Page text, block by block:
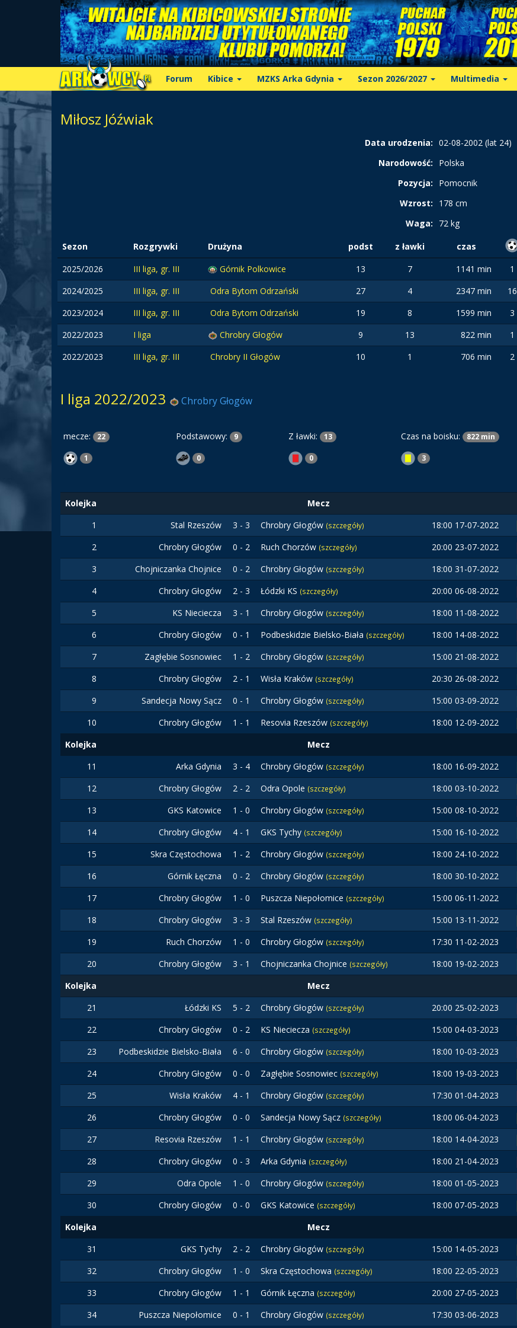
Forum Kibice MZKS Arka Gdynia Sezon 2026/2027 Multimedia
Miłosz Jóźwiak
Data urodzenia: 02-08-2002 (lat 24)
Narodowość:
Polska
Pozycja:
Pomocnik
Wzrost:
178 cm
Waga:
72 kg
Sezon Rozgrywki Drużyna podst z ławki
czas
2025/2026
III liga, gr. III Górnik Polkowice 13 7 1141 min 1
2024/2025
III liga, gr. III Odra Bytom Odrzański 27 4 2347 min 16
2023/2024
III liga, gr. III Odra Bytom Odrzański 19 8 1599 min 3
2022/2023
I liga Chrobry Głogów 9 13 822 min 1
2022/2023
III liga, gr. III Chrobry II Głogów 10 1 706 min 2
I liga 2022/2023 Chrobry Głogów
mecze: 22 Podstawowy: 9 Z ławki: 13 Czas na boisku: 822 min
1 0 0 3
Kolejka Mecz
1
Stal Rzeszów 3 - 3 Chrobry Głogów (szczegóły) 18:00 17-07-2022
2 Chrobry Głogów 0 - 2 Ruch Chorzów (szczegóły) 20:00 23-07-2022
3
Chojniczanka Chojnice 0 - 2 Chrobry Głogów (szczegóły) 18:00 31-07-2022
4
Chrobry Głogów 2 - 3 Łódzki KS (szczegóły) 20:00 06-08-2022
5 KS Nieciecza 3 - 1 Chrobry Głogów (szczegóły) 18:00 11-08-2022
6 Chrobry Głogów 0 - 1 Podbeskidzie Bielsko-Biała (szczegóły) 18:00 14-08-2022
7 Zagłębie Sosnowiec 1 - 2 Chrobry Głogów (szczegóły) 15:00 21-08-2022
8 Chrobry Głogów 2 - 1 Wisła Kraków (szczegóły) 20:30 26-08-2022
9 Sandecja Nowy Sącz 0 - 1 Chrobry Głogów (szczegóły) 15:00 03-09-2022
10
Chrobry Głogów 1 - 1 Resovia Rzeszów (szczegóły) 18:00 12-09-2022
Kolejka Mecz
11
Arka Gdynia 3 - 4 Chrobry Głogów (szczegóły) 18:00 16-09-2022
12
Chrobry Głogów 2 - 2 Odra Opole (szczegóły) 18:00 03-10-2022
13
GKS Katowice 1 - 0 Chrobry Głogów (szczegóły) 15:00 08-10-2022
14
Chrobry Głogów 4 - 1 GKS Tychy (szczegóły) 15:00 16-10-2022
15
Skra Częstochowa 1 - 2 Chrobry Głogów (szczegóły) 18:00 24-10-2022
16 Górnik Łęczna 0 - 2 Chrobry Głogów (szczegóły) 18:00 30-10-2022
17
Chrobry Głogów 1 - 0 Puszcza Niepołomice (szczegóły) 15:00 06-11-2022
18
Chrobry Głogów 3 - 3 Stal Rzeszów (szczegóły) 15:00 13-11-2022
19
Ruch Chorzów 1 - 0 Chrobry Głogów (szczegóły) 17:30 11-02-2023
20
Chrobry Głogów 3 - 1 Chojniczanka Chojnice (szczegóły) 18:00 19-02-2023
Kolejka
Mecz
21
Łódzki KS 5 - 2 Chrobry Głogów (szczegóły) 20:00 25-02-2023
22 Chrobry Głogów 0 - 2 KS Nieciecza (szczegóły) 15:00 04-03-2023
23
Podbeskidzie Bielsko-Biała 6 - 0 Chrobry Głogów (szczegóły) 18:00 10-03-2023
24
Chrobry Głogów 0 - 0 Zagłębie Sosnowiec (szczegóły) 18:00 19-03-2023
25
Wisła Kraków 4 - 1 Chrobry Głogów (szczegóły) 17:30 01-04-2023
26
Chrobry Głogów 0 - 0 Sandecja Nowy Sącz (szczegóły) 18:00 06-04-2023
27
Resovia Rzeszów 1 - 1 Chrobry Głogów (szczegóły) 18:00 14-04-2023
28
Chrobry Głogów 0 - 3 Arka Gdynia (szczegóły) 18:00 21-04-2023
29
Odra Opole 1 - 0 Chrobry Głogów (szczegóły) 18:00 01-05-2023
30
Chrobry Głogów 0 - 0 GKS Katowice (szczegóły) 18:00 07-05-2023
Kolejka Mecz
31
GKS Tychy 2 - 2 Chrobry Głogów (szczegóły) 15:00 14-05-2023
32 Chrobry Głogów 1 - 0 Skra Częstochowa (szczegóły) 18:00 22-05-2023
33
Chrobry Głogów 1 - 1 Górnik Łęczna (szczegóły) 20:00 27-05-2023
34
Puszcza Niepołomice 0 - 1 Chrobry Głogów (szczegóły) 17:30 03-06-2023